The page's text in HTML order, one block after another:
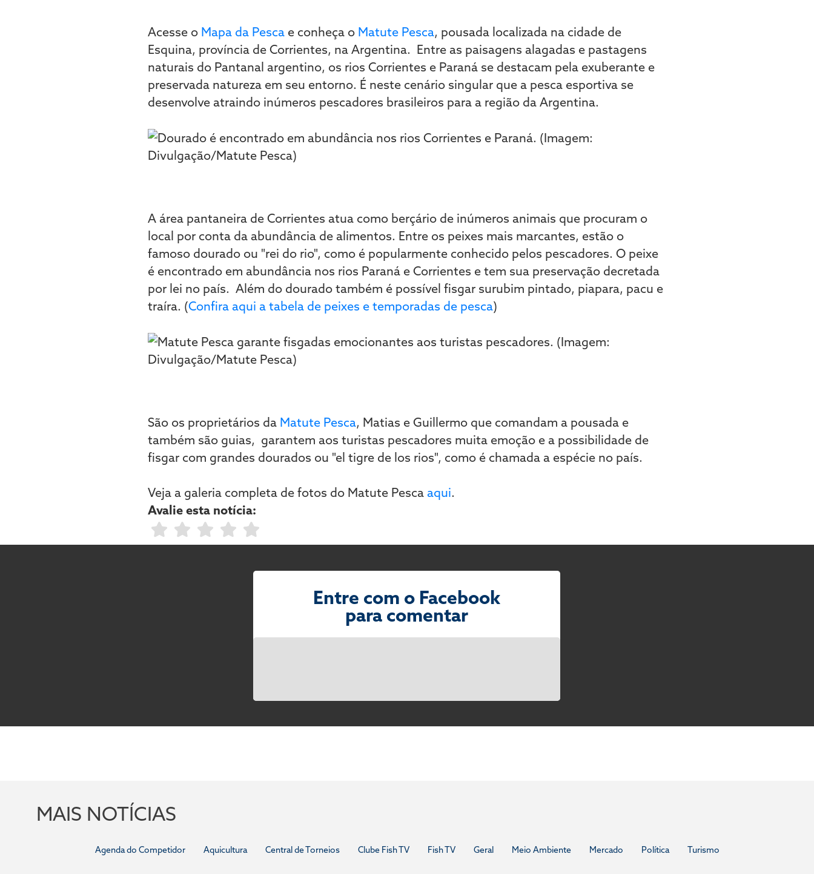
Acesse o Mapa da Pescae conheça o Matute Pesca, pousada localizada na cidade de
Esquina, província de Corrientes, na Argentina. Entre as paisagens alagadas e pastagens
naturais do Pantanal argentino, os rios Corrientes e Paraná se destacam pela exuberante e
preservada natureza em seu entorno. É neste cenário singular que a pesca esportiva se
desenvolve atraindo inúmeros pescadores brasileiros para a região da Argentina.
A área pantaneira de Corrientes atua como berçário de inúmeros animais que procuram o
local por conta da abundância de alimentos. Entre os peixes mais marcantes, estão o
famoso dourado ou "rei do rio", como é popularmente conhecido pelos pescadores. O peixe
é encontrado em abundância nos rios Paraná e Corrientes e tem sua preservação decretada
por lei no país. Além do dourado também é possível fisgar surubim pintado, piapara, pacu e
traíra. (Confira aqui a tabela de peixes e temporadas de pesca)
São os proprietários da Matute Pesca, Matias e Guillermo que comandam a pousada e
também são guias, garantem aos turistas pescadores muita emoção e a possibilidade de
fisgar com grandes dourados ou "el tigre de los rios", como é chamada a espécie no país.
Veja a galeria completa de fotos do Matute Pesca aqui.
Avalie esta notícia:
Entre com o Facebook
para comentar
MAIS NOTÍCIAS
Agenda do Competidor Aquicultura Central de Torneios Clube Fish TV Fish TV Geral Meio Ambiente Mercado Política Turismo